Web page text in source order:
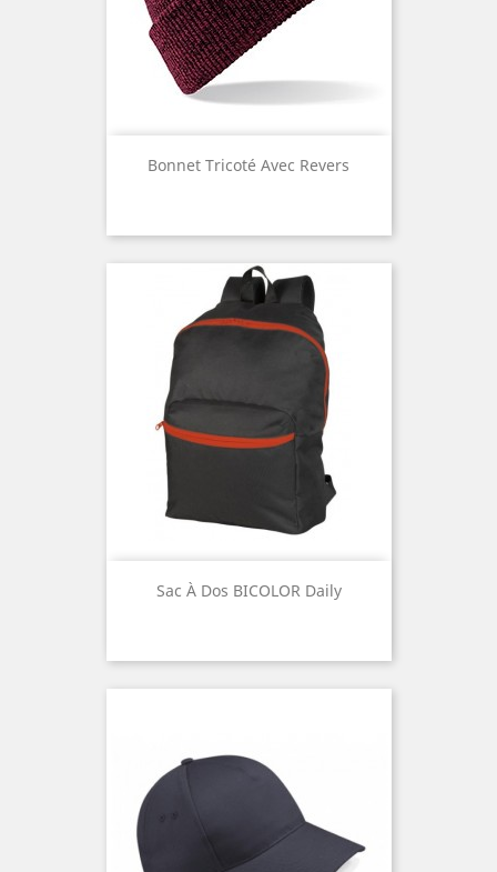
Bonnet Tricoté Avec Revers
Sac À Dos BICOLOR Daily